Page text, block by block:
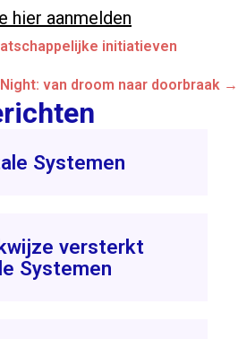
hier aanmelden
initiatieven
van droom naar doorbraak →
Systemen
versterkt
Systemen